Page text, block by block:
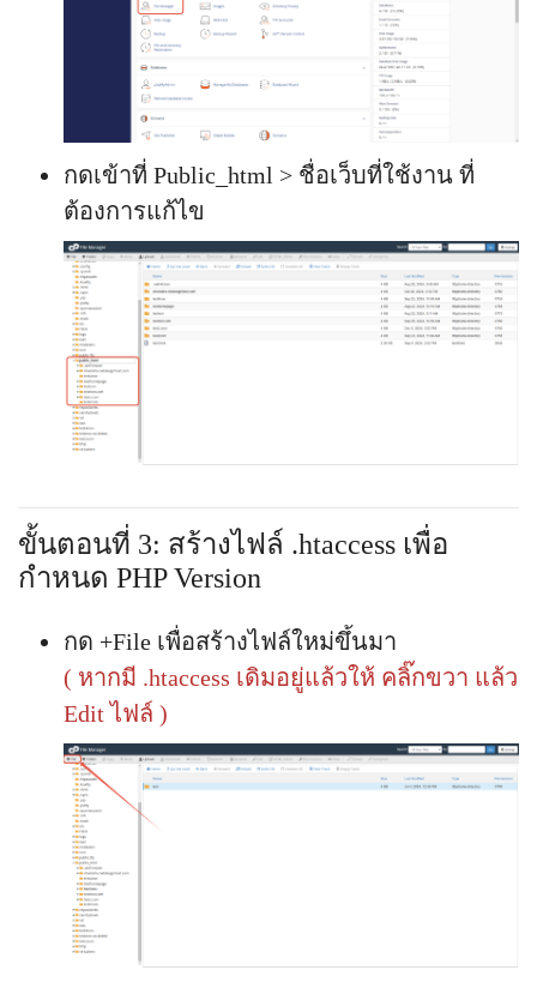
กดเข้าที่ Public_html > ชื่อเว็บที่ใช้งาน ที่
ต้องการแก้ไข
ขั้นตอนที่ 3: สร้างไฟล์ .htaccess เพื่อ
กำหนด PHP Version
กด +File เพื่อสร้างไฟล์ใหม่ขึ้นมา
( หากมี .htaccess เดิมอยู่แล้วให้ คลิ๊กขวา แล้ว
Edit ไฟล์ )